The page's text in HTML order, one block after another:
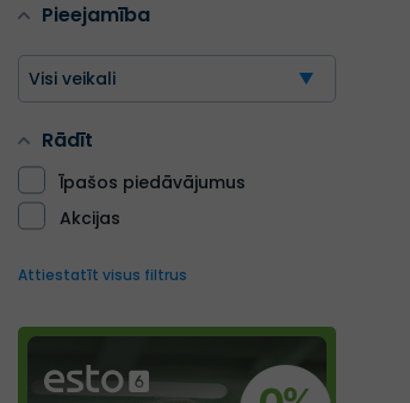
Pieejamība
Visi veikali
Rādīt
Īpašos piedāvājumus
Akcijas
Attiestatīt visus filtrus